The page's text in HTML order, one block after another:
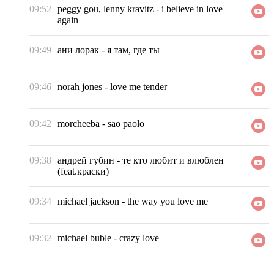
09:52 peggy gou, lenny kravitz - i believe in love
again
09:49 ани лорак - я там, где ты
09:46 norah jones - love me tender
09:42 morcheeba - sao paolo
09:38 андрей губин - те кто любит и влюблен
(feat.краски)
09:34 michael jackson - the way you love me
09:32 michael buble - crazy love